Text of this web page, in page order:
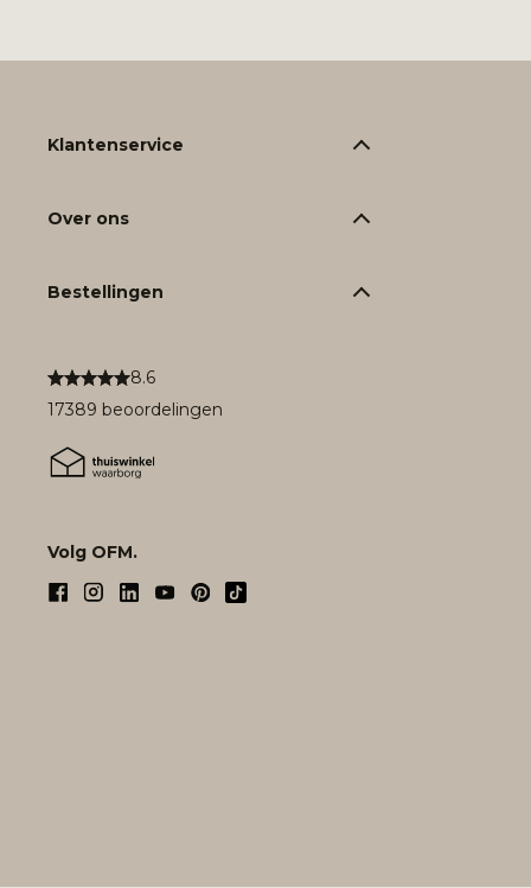
8.6
17389 beoordelingen
Volg OFM.
Klantenservice
Over ons
Bestellingen